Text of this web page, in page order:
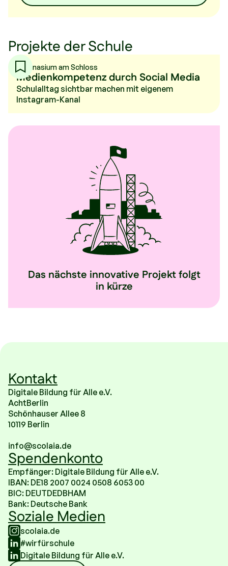
Projekte der Schule
Gymnasium am Schloss
Medienkompetenz durch Social Media
Schulalltag sichtbar machen mit eigenem
Instagram-Kanal
Das nächste innovative Projekt folgt
in kürze
Kontakt
Digitale Bildung für Alle e.V.
AchtBerlin
Schönhauser Allee 8
10119 Berlin
info@scolaia.de
Spendenkonto
Empfänger: Digitale Bildung für Alle e.V.
IBAN: DE18 2007 0024 0508 6053 00
BIC: DEUTDEDBHAM
Bank: Deutsche Bank
Soziale Medien
scolaia.de
#wirfürschule
Digitale Bildung für Alle e.V.